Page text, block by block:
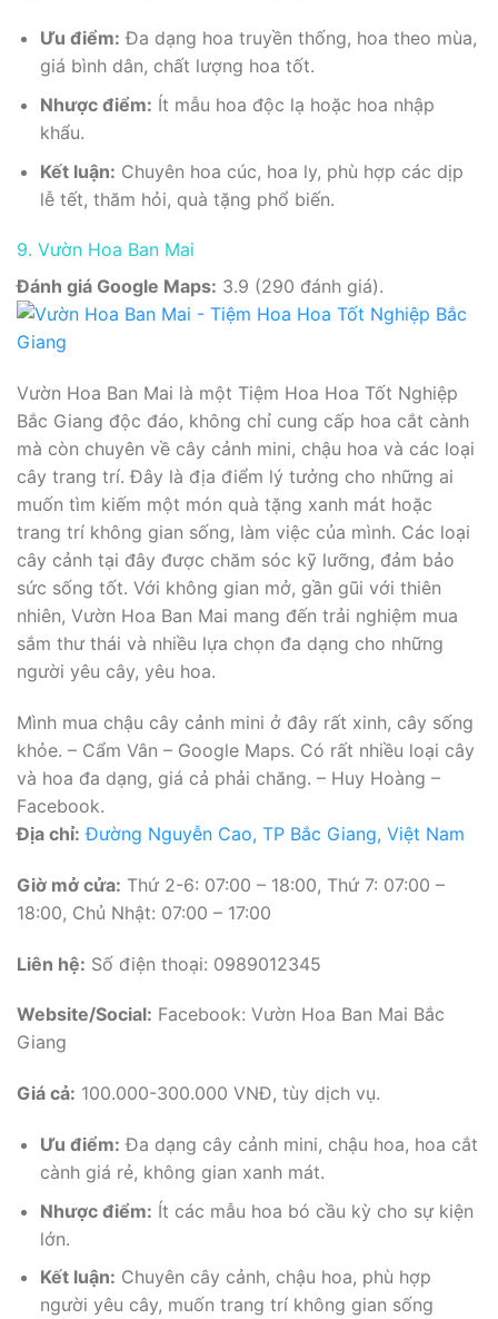
Ưu điểm: Đa dạng hoa truyền thống, hoa theo mùa,
giá bình dân, chất lượng hoa tốt.
Nhược điểm: Ít mẫu hoa độc lạ hoặc hoa nhập
khẩu.
Kết luận: Chuyên hoa cúc, hoa ly, phù hợp các dịp
lễ tết, thăm hỏi, quà tặng phổ biến.
9. Vườn Hoa Ban Mai
Đánh giá Google Maps: 3.9 (290 đánh giá).
Vườn Hoa Ban Mai là một Tiệm Hoa Hoa Tốt Nghiệp
Bắc Giang độc đáo, không chỉ cung cấp hoa cắt cành
mà còn chuyên về cây cảnh mini, chậu hoa và các loại
cây trang trí. Đây là địa điểm lý tưởng cho những ai
muốn tìm kiếm một món quà tặng xanh mát hoặc
trang trí không gian sống, làm việc của mình. Các loại
cây cảnh tại đây được chăm sóc kỹ lưỡng, đảm bảo
sức sống tốt. Với không gian mở, gần gũi với thiên
nhiên, Vườn Hoa Ban Mai mang đến trải nghiệm mua
sắm thư thái và nhiều lựa chọn đa dạng cho những
người yêu cây, yêu hoa.
Mình mua chậu cây cảnh mini ở đây rất xinh, cây sống
khỏe. – Cẩm Vân – Google Maps. Có rất nhiều loại cây
và hoa đa dạng, giá cả phải chăng. – Huy Hoàng –
Facebook.
Địa chỉ: Đường Nguyễn Cao, TP Bắc Giang, Việt Nam
Giờ mở cửa: Thứ 2-6: 07:00 – 18:00, Thứ 7: 07:00 –
18:00, Chủ Nhật: 07:00 – 17:00
Liên hệ: Số điện thoại: 0989012345
Website/Social: Facebook: Vườn Hoa Ban Mai Bắc
Giang
Giá cả: 100.000-300.000 VNĐ, tùy dịch vụ.
Ưu điểm: Đa dạng cây cảnh mini, chậu hoa, hoa cắt
cành giá rẻ, không gian xanh mát.
Nhược điểm: Ít các mẫu hoa bó cầu kỳ cho sự kiện
lớn.
Kết luận: Chuyên cây cảnh, chậu hoa, phù hợp
người yêu cây, muốn trang trí không gian sống